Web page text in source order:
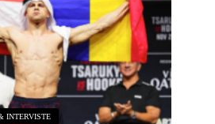
INTERVISTE